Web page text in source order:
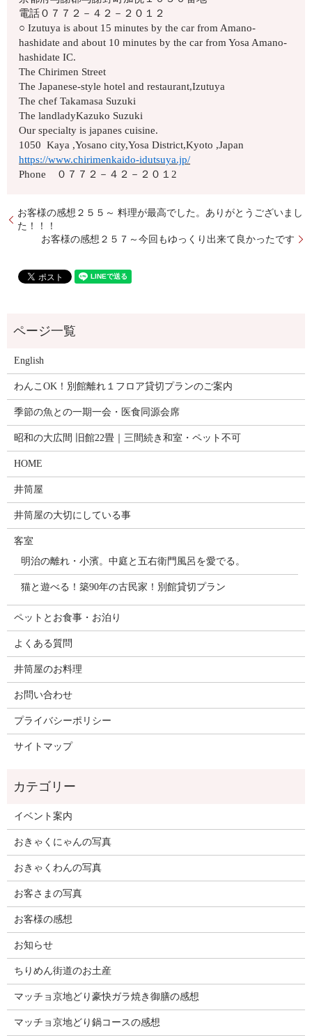
電話０７７２－４２－２０１２
○ Izutuya is about 15 minutes by the car from Amano-
hashidate and about 10 minutes by the car from Yosa Amano-
hashidate IC.
The Chirimen Street
The Japanese-style hotel and restaurant,Izutuya
The chef Takamasa Suzuki
The landladyKazuko Suzuki
Our specialty is japanes cuisine.
1050 Kaya ,Yosano city,Yosa District,Kyoto ,Japan
https://www.chirimenkaido-idutsuya.jp/
Phone ０７７２－４２－２０１2
お客様の感想２５５～ 料理が最高でした。ありがとうございまし
た！！！
お客様の感想２５７～今回もゆっくり出来て良かったです
English
わんこOK！別館離れ１フロア貸切プランのご案内
季節の魚との一期一会・医食同源会席
昭和の大広間 旧館22畳｜三間続き和室・ペット不可
HOME
井筒屋
井筒屋の大切にしている事
客室
明治の離れ・小濱。中庭と五右衛門風呂を愛でる。
猫と遊べる！築90年の古民家！別館貸切プラン
ペットとお食事・お泊り
よくある質問
井筒屋のお料理
お問い合わせ
プライバシーポリシー
サイトマップ
イベント案内
おきゃくにゃんの写真
おきゃくわんの写真
お客さまの写真
お客様の感想
お知らせ
ちりめん街道のお土産
マッチョ京地どり豪快ガラ焼き御膳の感想
マッチョ京地どり鍋コースの感想